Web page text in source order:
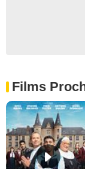
Films